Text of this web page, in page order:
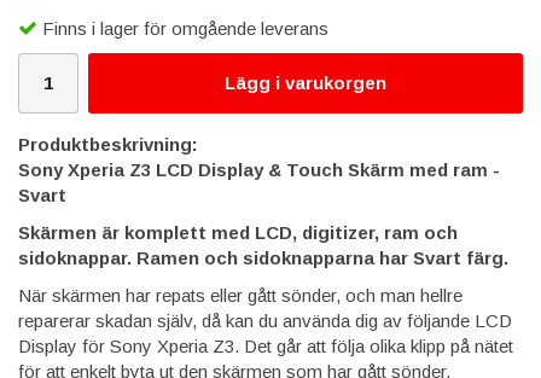
Finns i lager för omgående leverans
Lägg i varukorgen
Produktbeskrivning:
Sony Xperia Z3 LCD Display & Touch Skärm med ram -
Svart
Skärmen är komplett med LCD, digitizer, ram och
sidoknappar. Ramen och sidoknapparna har Svart färg.
När skärmen har repats eller gått sönder, och man hellre
reparerar skadan själv, då kan du använda dig av följande LCD
Display för Sony Xperia Z3. Det går att följa olika klipp på nätet
för att enkelt byta ut den skärmen som har gått sönder.